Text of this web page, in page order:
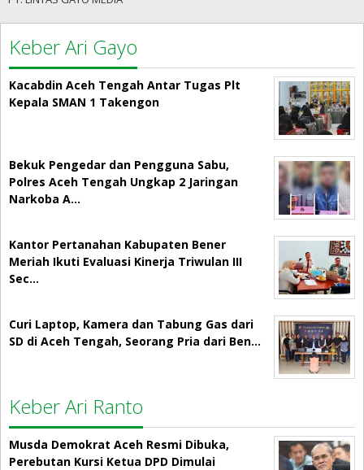
Keber Ari Gayo
Kacabdin Aceh Tengah Antar Tugas Plt
Kepala SMAN 1 Takengon
Bekuk Pengedar dan Pengguna Sabu,
Polres Aceh Tengah Ungkap 2 Jaringan
Narkoba A…
Kantor Pertanahan Kabupaten Bener
Meriah Ikuti Evaluasi Kinerja Triwulan III
Sec…
Curi Laptop, Kamera dan Tabung Gas dari
SD di Aceh Tengah, Seorang Pria dari Ben…
Keber Ari Ranto
Musda Demokrat Aceh Resmi Dibuka,
Perebutan Kursi Ketua DPD Dimulai